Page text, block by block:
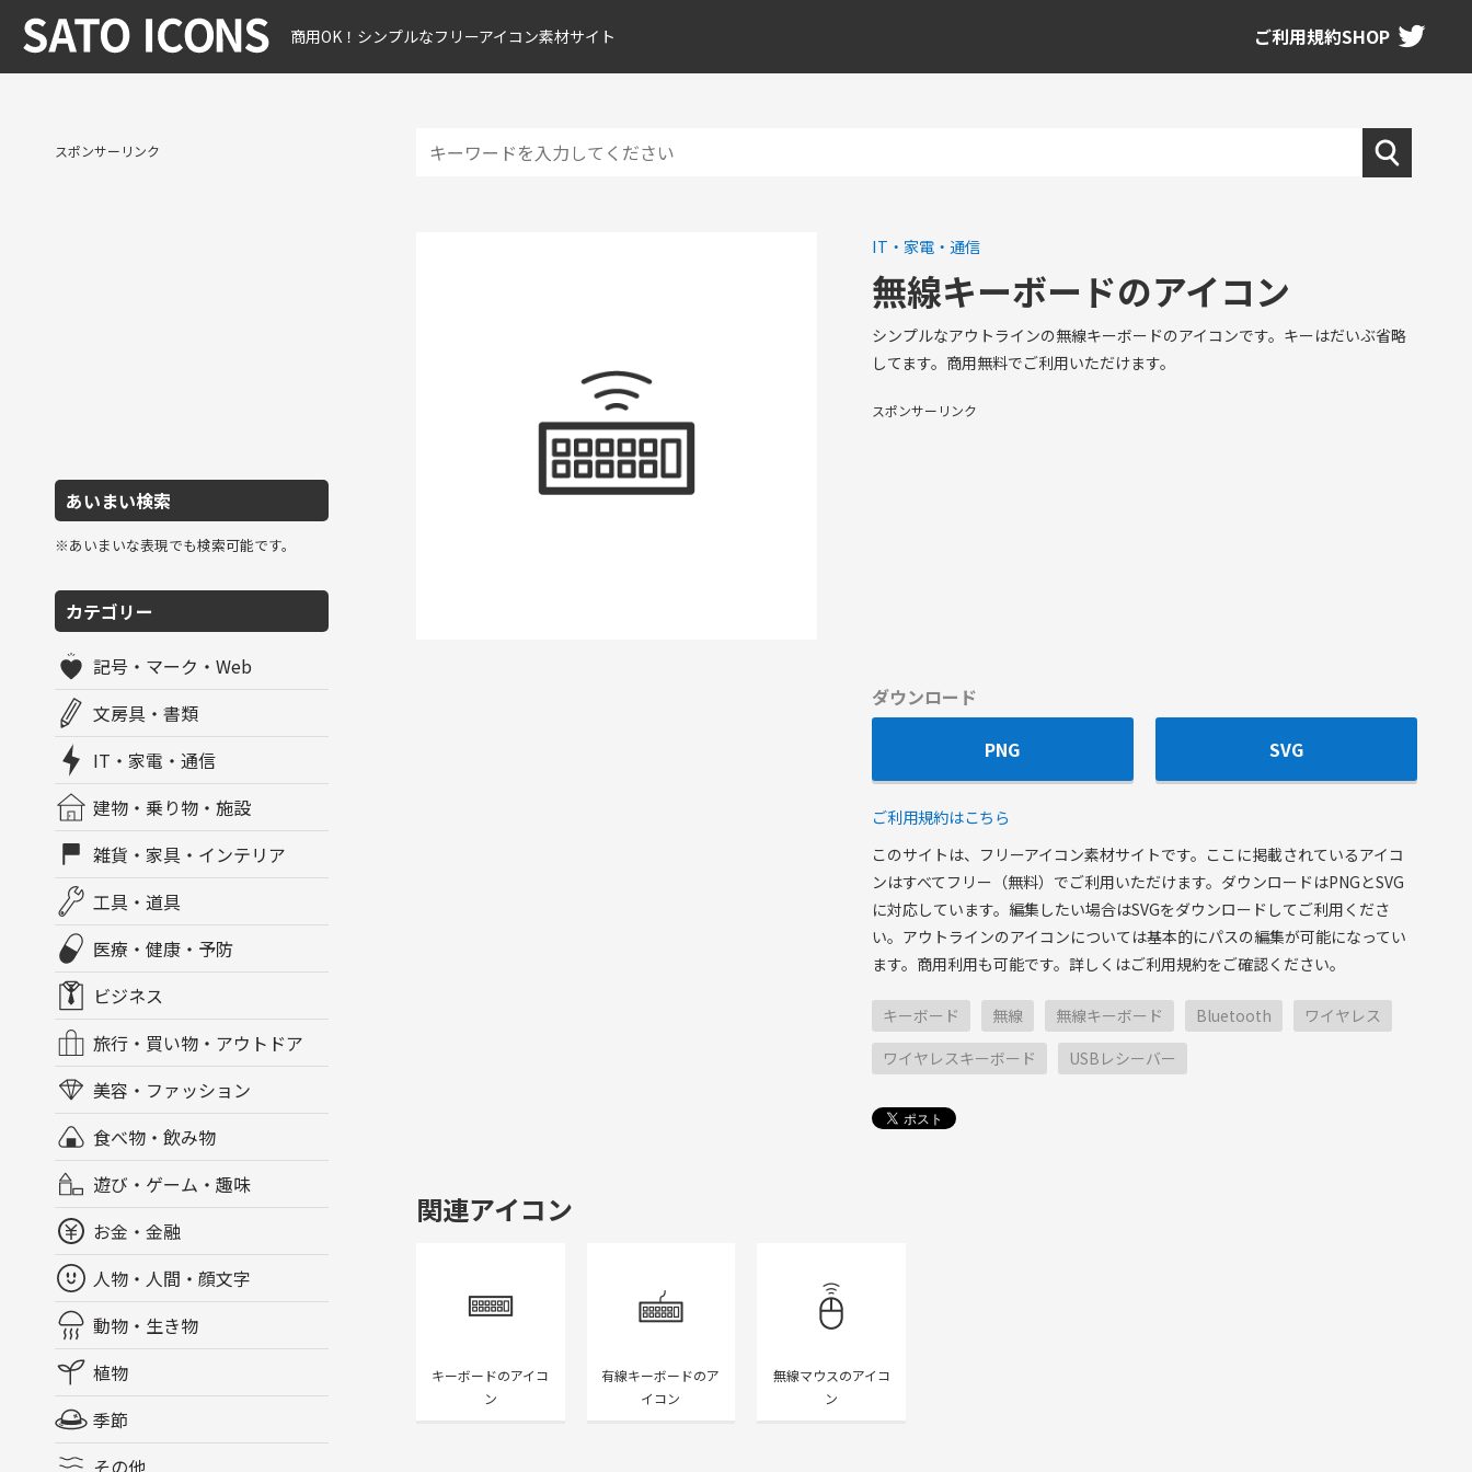
商用OK！シンプルなフリーアイコン素材サイト ご利用規約SHOP
スポンサーリンク
あいまい検索
※あいまいな表現でも検索可能です。
カテゴリー
記号・マーク・Web
文房具・書類
IT・家電・通信
建物・乗り物・施設
雑貨・家具・インテリア
工具・道具
医療・健康・予防
ビジネス
旅行・買い物・アウトドア
美容・ファッション
食べ物・飲み物
遊び・ゲーム・趣味
お金・金融
人物・人間・顔文字
動物・生き物
植物
季節
その他
IT・家電・通信
無線キーボードのアイコン
シンプルなアウトラインの無線キーボードのアイコンです。キーはだいぶ省略
してます。商用無料でご利用いただけます。
スポンサーリンク
ダウンロード
PNG
SVG
ご利用規約はこちら
このサイトは、フリーアイコン素材サイトです。ここに掲載されているアイコ
ンはすべてフリー（無料）でご利用いただけます。ダウンロードはPNGとSVG
に対応しています。編集したい場合はSVGをダウンロードしてご利用くださ
い。アウトラインのアイコンについては基本的にパスの編集が可能になってい
ます。商用利用も可能です。詳しくはご利用規約をご確認ください。
キーボード 無線 無線キーボード Bluetooth
ワイヤレス
ワイヤレスキーボード
USBレシーバー
関連アイコン
キーボードのアイコ
ン
有線キーボードのア
イコン
無線マウスのアイコ
ン